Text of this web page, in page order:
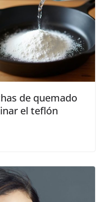
de quemado
el teflón